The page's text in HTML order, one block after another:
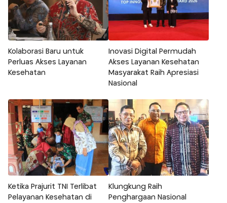
Kolaborasi Baru untuk
Perluas Akses Layanan
Kesehatan
Inovasi Digital Permudah
Akses Layanan Kesehatan
Masyarakat Raih Apresiasi
Nasional
Ketika Prajurit TNI Terlibat
Pelayanan Kesehatan di
Klungkung Raih
Penghargaan Nasional